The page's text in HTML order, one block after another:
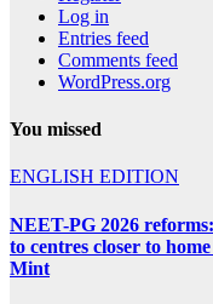
Log in
Entries feed
Comments feed
WordPress.org
You missed
ENGLISH EDITION
NEET-PG 2026
to centres closer to
Mint